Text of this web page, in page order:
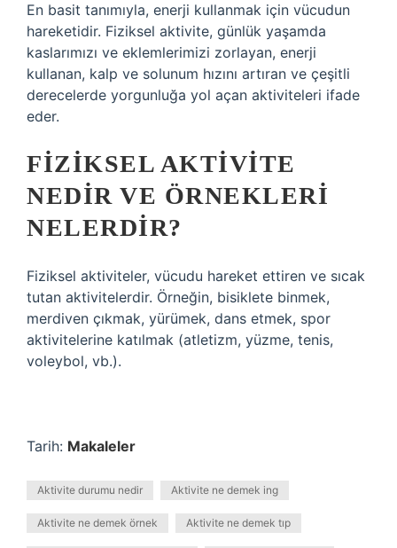
En basit tanımıyla, enerji kullanmak için vücudun
hareketidir. Fiziksel aktivite, günlük yaşamda
kaslarımızı ve eklemlerimizi zorlayan, enerji
kullanan, kalp ve solunum hızını artıran ve çeşitli
derecelerde yorgunluğa yol açan aktiviteleri ifade
eder.
FIZIKSEL AKTIVITE
NEDIR VE ÖRNEKLERI
NELERDIR?
Fiziksel aktiviteler, vücudu hareket ettiren ve sıcak
tutan aktivitelerdir. Örneğin, bisiklete binmek,
merdiven çıkmak, yürümek, dans etmek, spor
aktivitelerine katılmak (atletizm, yüzme, tenis,
voleybol, vb.).
Tarih: Makaleler
Aktivite durumu nedir Aktivite ne demek ing
Aktivite ne demek örnek Aktivite ne demek tıp